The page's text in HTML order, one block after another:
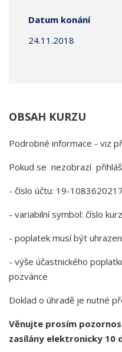
Datum konání
24.11.2018
OBSAH KURZU
Podrobné informace - viz
Pokud se nezobrazí
- číslo účtu: 19-
- variabilní symbol: číslo
- poplatek musí být
- výše účastnického
pozvánce
Doklad o úhradě je nutné
Věnujte prosím
zasílány elektronicky 10